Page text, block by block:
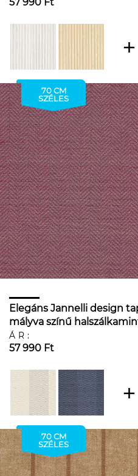
70 CM
SZÉLES
Elegáns Jannelli design
mályva színű
széles csíkos mintával
ÁR:
57 990 Ft
70 CM
SZÉLES